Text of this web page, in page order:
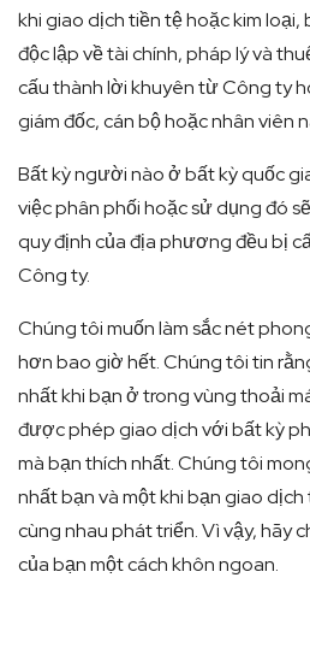
khi giao dịch tiền tệ hoặc kim loại,
độc lập về tài chính, pháp lý và
cấu thành lời khuyên từ Công ty
giám đốc, cán bộ hoặc nhân viên
Bất kỳ người nào ở bất kỳ quốc
việc phân phối hoặc sử dụng đó
quy định của địa phương đều bị
Công ty.
Chúng tôi muốn làm sắc nét
hơn bao giờ hết. Chúng tôi tin
nhất khi bạn ở trong vùng thoải
được phép giao dịch với bất kỳ
mà bạn thích nhất. Chúng tôi
nhất bạn và một khi bạn giao
cùng nhau phát triển. Vì vậy, hãy
của bạn một cách khôn ngoan.